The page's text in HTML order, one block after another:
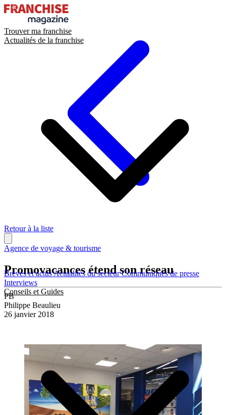
Trouver ma franchise
Actualités de la franchise
Brèves et actusActualités du secteurCommuniqués de presse
Interviews
Conseils et Guides
Retour à la liste
Agence de voyage & tourisme
Promovacances étend son réseau
PB
Philippe Beaulieu
26 janvier 2018